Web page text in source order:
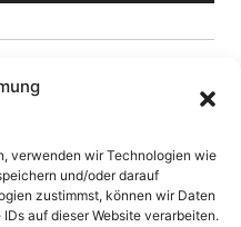
verwenden wir Technologien wie
und/oder darauf
zustimmst, können wir Daten
auf dieser Website verarbeiten.